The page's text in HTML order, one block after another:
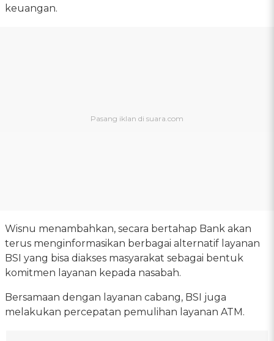
keuangan.
Wisnu menambahkan, secara bertahap Bank akan
terus menginformasikan berbagai alternatif layanan
BSI yang bisa diakses masyarakat sebagai bentuk
komitmen layanan kepada nasabah.
Bersamaan dengan layanan cabang, BSI juga
melakukan percepatan pemulihan layanan ATM.